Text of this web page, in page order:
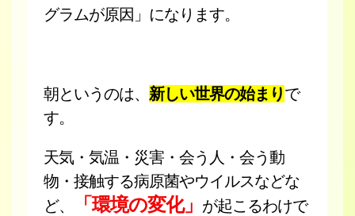
グラムが原因」になります。
朝というのは、 新しい世界の始まりで
す。
天気・気温・災害・会う人・会う動
物・接触する病原菌やウイルスなどな
ど、
「環境の変化」 が起こるわけで